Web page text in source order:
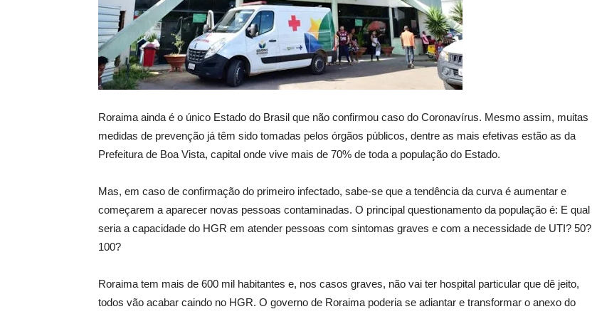
Roraima ainda é o único Estado do Brasil que não confirmou caso do Coronavírus. Mesmo assim, muitas
medidas de prevenção já têm sido tomadas pelos órgãos públicos, dentre as mais efetivas estão as da
Prefeitura de Boa Vista, capital onde vive mais de 70% de toda a população do Estado.
Mas, em caso de confirmação do primeiro infectado, sabe-se que a tendência da curva é aumentar e
começarem a aparecer novas pessoas contaminadas. O principal questionamento da população é: E qual
seria a capacidade do HGR em atender pessoas com sintomas graves e com a necessidade de UTI? 50?
100?
Roraima tem mais de 600 mil habitantes e, nos casos graves, não vai ter hospital particular que dê jeito,
todos vão acabar caindo no HGR. O governo de Roraima poderia se adiantar e transformar o anexo do